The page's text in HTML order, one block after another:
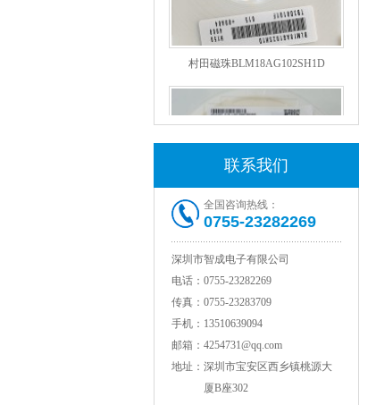
村田磁珠BLM18AG102SH1D
村田电感LQW18AN15NG00D
联系我们
全国咨询热线：
0755-23282269
深圳市智成电子有限公司
电话： 0755-23282269
传真： 0755-23283709
手机： 13510639094
邮箱： 4254731@qq.com
地址： 深圳市宝安区西乡镇桃源大
厦B座302